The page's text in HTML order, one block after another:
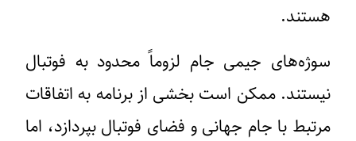
هستند.
سوژه‌های جیمی جام لزوماً محدود به فوتبال
نیستند. ممکن است بخشی از برنامه به اتفاقات
مرتبط با جام جهانی و فضای فوتبال بپردازد، اما